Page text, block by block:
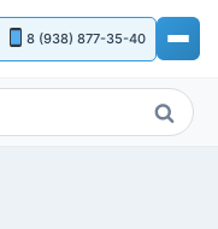
8 (938) 877-35-40
Поиск